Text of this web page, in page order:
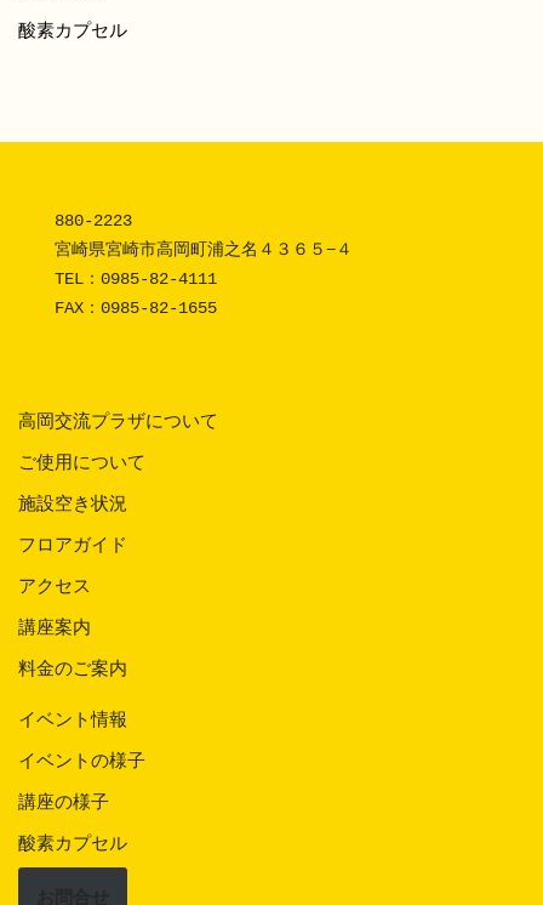
酸素カプセル
880-2223
宮崎県宮崎市高岡町浦之名４３６５−４
TEL： 0985-82-4111
FAX：0985-82-1655
高岡交流プラザについて
ご使用について
施設空き状況
フロアガイド
アクセス
講座案内
料金のご案内
イベント情報
イベントの様子
講座の様子
酸素カプセル